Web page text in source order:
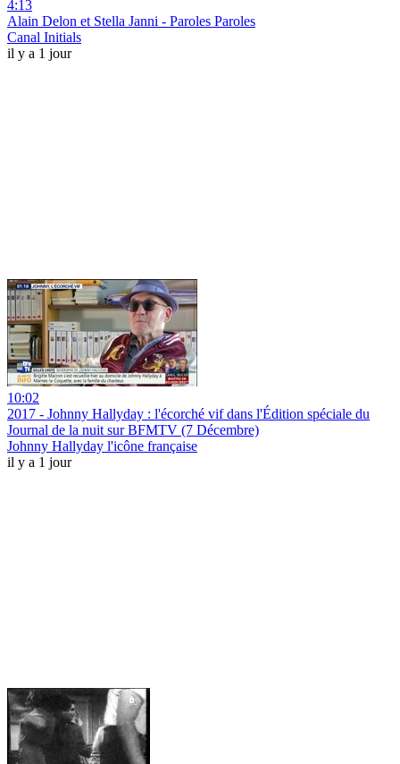
4:13
Alain Delon et Stella Janni - Paroles Paroles
Canal Initials
il y a 1 jour
10:02
2017 - Johnny Hallyday : l'écorché vif dans l'Édition spéciale du
Journal de la nuit sur BFMTV (7 Décembre)
Johnny Hallyday l'icône française
il y a 1 jour